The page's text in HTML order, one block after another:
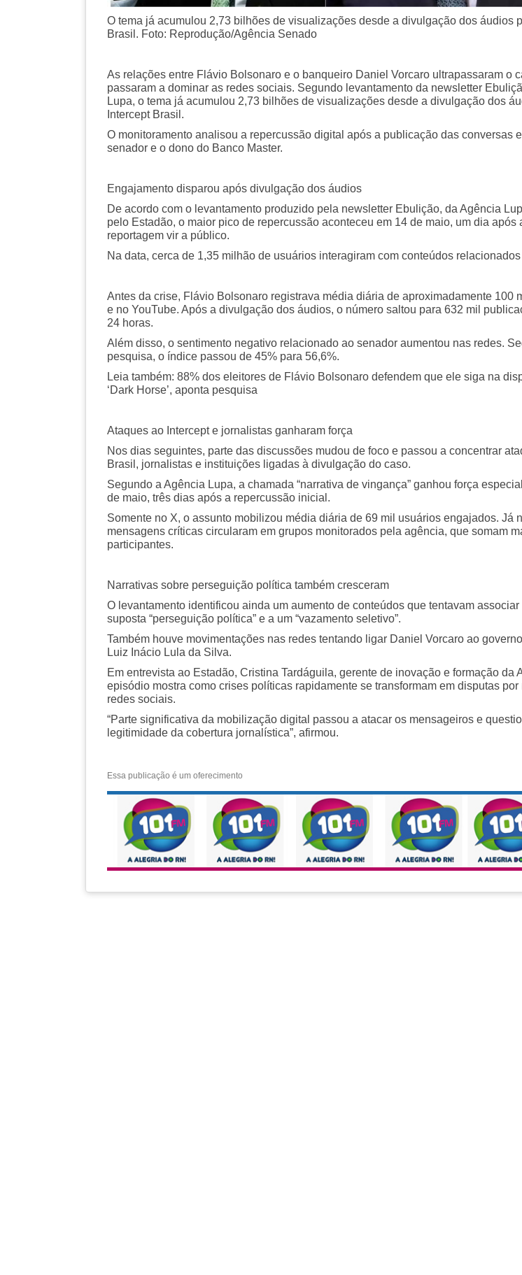
O tema já acumulou 2,73 bilhões de visualizações desde a divulgação dos áudios
Brasil. Foto: Reprodução/Agência Senado
As relações entre Flávio Bolsonaro e o banqueiro Daniel Vorcaro ultrapassaram o
passaram a dominar as redes sociais. Segundo levantamento da newsletter
Lupa, o tema já acumulou 2,73 bilhões de visualizações desde a divulgação dos
Intercept Brasil.
O monitoramento analisou a repercussão digital após a publicação das conversas
senador e o dono do Banco Master.
Engajamento disparou após divulgação dos áudios
De acordo com o levantamento produzido pela newsletter Ebulição, da Agência
pelo Estadão, o maior pico de repercussão aconteceu em 14 de maio, um dia após
reportagem vir a público.
Na data, cerca de 1,35 milhão de usuários interagiram com conteúdos
Antes da crise, Flávio Bolsonaro registrava média diária de aproximadamente 100
e no YouTube. Após a divulgação dos áudios, o número saltou para 632 mil
24 horas.
Além disso, o sentimento negativo relacionado ao senador aumentou nas redes.
pesquisa, o índice passou de 45% para 56,6%.
Leia também: 88% dos eleitores de Flávio Bolsonaro defendem que ele siga na
‘Dark Horse’, aponta pesquisa
Ataques ao Intercept e jornalistas ganharam força
Nos dias seguintes, parte das discussões mudou de foco e passou a concentrar
Brasil, jornalistas e instituições ligadas à divulgação do caso.
Segundo a Agência Lupa, a chamada “narrativa de vingança” ganhou força
de maio, três dias após a repercussão inicial.
Somente no X, o assunto mobilizou média diária de 69 mil usuários engajados. Já
mensagens críticas circularam em grupos monitorados pela agência, que somam
participantes.
Narrativas sobre perseguição política também cresceram
O levantamento identificou ainda um aumento de conteúdos que tentavam
suposta “perseguição política” e a um “vazamento seletivo”.
Também houve movimentações nas redes tentando ligar Daniel Vorcaro ao
Luiz Inácio Lula da Silva.
Em entrevista ao Estadão, Cristina Tardáguila, gerente de inovação e formação da
episódio mostra como crises políticas rapidamente se transformam em disputas por
redes sociais.
“Parte significativa da mobilização digital passou a atacar os mensageiros e
legitimidade da cobertura jornalística”, afirmou.
Essa publicação é um oferecimento